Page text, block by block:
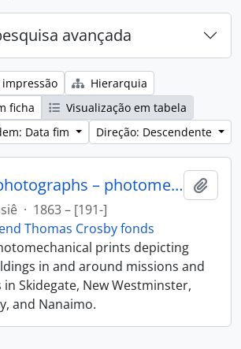
avançada
Hierarquia
ficha
Visualização em tabela
Data fim
Direção: Descendente
Missionary photographs – photomechanical
· 1863 – [191-]
Thomas Crosby fonds
prints depicting
in and around missions and
Skidegate, New Westminster,
and Nanaimo.